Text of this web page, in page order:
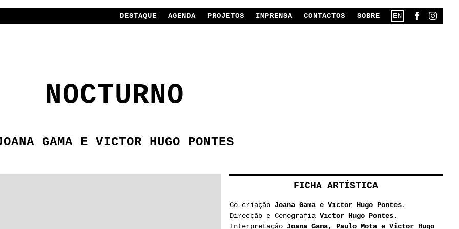
DESTAQUE AGENDA PROJETOS IMPRENSA CONTACTOS SOBRE EN
NOCTURNO
GAMA E VICTOR HUGO PONTES
FICHA ARTÍSTICA
Co-criação Joana Gama e Victor Hugo Pontes.
Direcção e Cenografia Victor Hugo Pontes.
Interpretação Joana Gama, Paulo Mota e Victor Hugo